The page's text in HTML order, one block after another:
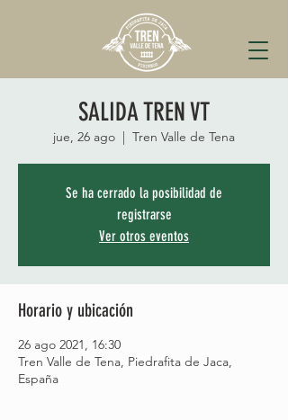
SALIDA TREN VT
jue, 26 ago
  |
Tren Valle de Tena
Se ha cerrado la posibilidad de
registrarse
Ver otros eventos
Horario y ubicación
26 ago 2021, 16:30
Tren Valle de Tena, Piedrafita de Jaca,
España